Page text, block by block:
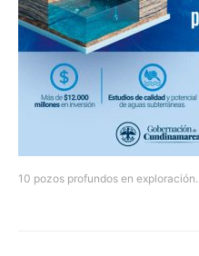
10 pozos profundos en exploración.